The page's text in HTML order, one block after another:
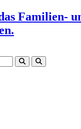
Familien-